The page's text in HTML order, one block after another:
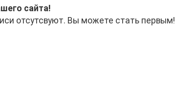
сайта!
отсутсвуют. Вы можете стать первым!